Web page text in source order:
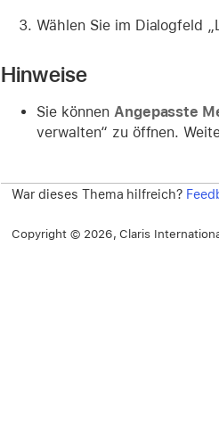
Wählen Sie im Dialogfeld
Hinweise
Sie können Angepasste
verwalten“ zu öffnen.
War dieses Thema hilfreich?
Copyright © 2026, Claris